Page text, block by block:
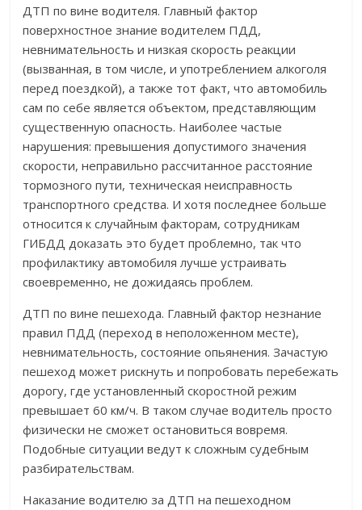
ДТП по вине водителя. Главный фактор
поверхностное знание водителем ПДД,
невнимательность и низкая скорость реакции
(вызванная, в том числе, и употреблением алкоголя
перед поездкой), а также тот факт, что автомобиль
сам по себе является объектом, представляющим
существенную опасность. Наиболее частые
нарушения: превышения допустимого значения
скорости, неправильно рассчитанное расстояние
тормозного пути, техническая неисправность
транспортного средства. И хотя последнее больше
относится к случайным факторам, сотрудникам
ГИБДД доказать это будет проблемно, так что
профилактику автомобиля лучше устраивать
своевременно, не дожидаясь проблем.
ДТП по вине пешехода. Главный фактор незнание
правил ПДД (переход в неположенном месте),
невнимательность, состояние опьянения. Зачастую
пешеход может рискнуть и попробовать перебежать
дорогу, где установленный скоростной режим
превышает 60 км/ч. В таком случае водитель просто
физически не сможет остановиться вовремя.
Подобные ситуации ведут к сложным судебным
разбирательствам.
Наказание водителю за ДТП на пешеходном